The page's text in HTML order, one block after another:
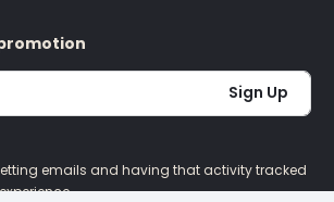
Sign Up
emails and having that activity tracked